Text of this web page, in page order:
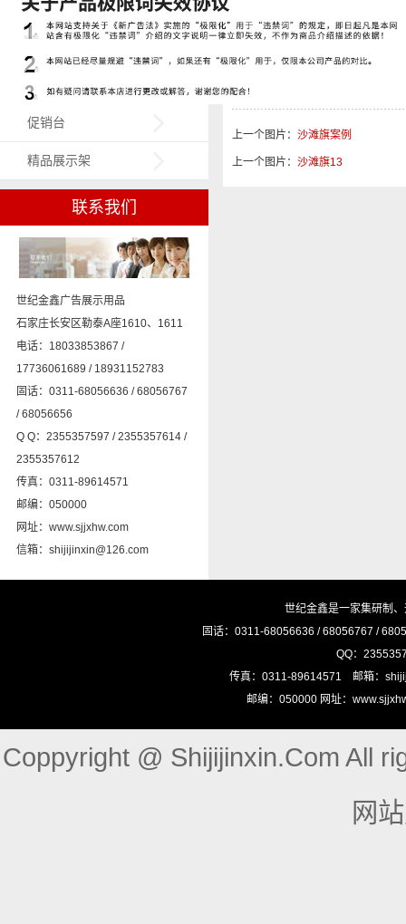
门型展架
X展架
促销台
精品展示架
联系我们
世纪金鑫广告展示用品
石家庄长安区勒泰A座1610、1611
电话：18033853867 /
17736061689 / 18931152783
固话：0311-68056636 / 68056767
/ 68056656
Q Q：2355357597 / 2355357614 /
2355357612
传真：0311-89614571
邮编：050000
网址：www.sjjxhw.com
信箱：shijijinxin@126.com
上一个图片： 沙滩旗案例
上一个图片： 沙滩旗13
世纪金鑫是一家集研制
固话：0311-68056636 / 68056767 /
QQ：
传真：0311-89614571 邮箱：
邮编：050000 网址：
Coppyright @ Shijijinxin.Com All
网